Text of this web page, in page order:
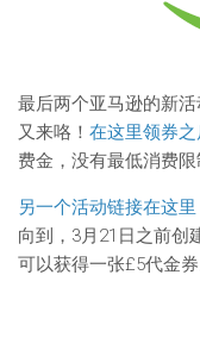
最后两个亚马逊的新
又来咯！ 在这里领券之
费金，没有最低消费限
另一个活动链接在这里
向到，3月21日之前创
可以获得一张£5代金券